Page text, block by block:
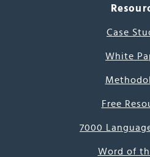
Case
White
Free
7000
Word of